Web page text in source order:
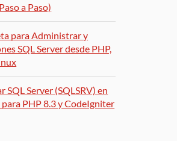
a Paso)
para Administrar y
SQL Server desde PHP,
SQL Server (SQLSRV) en
PHP 8.3 y CodeIgniter